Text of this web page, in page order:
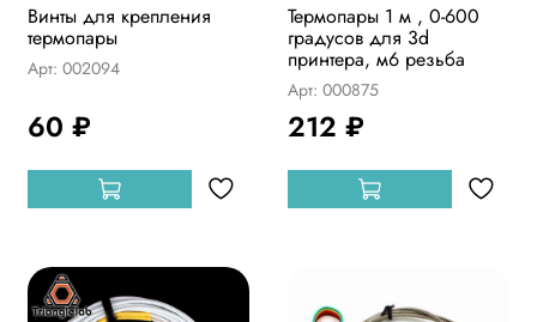
Винты для крепления
термопары
Арт: 002094
60 ₽
Термопары 1 м , 0-600
градусов для 3d
принтера, м6 резьба
Арт: 000875
212 ₽